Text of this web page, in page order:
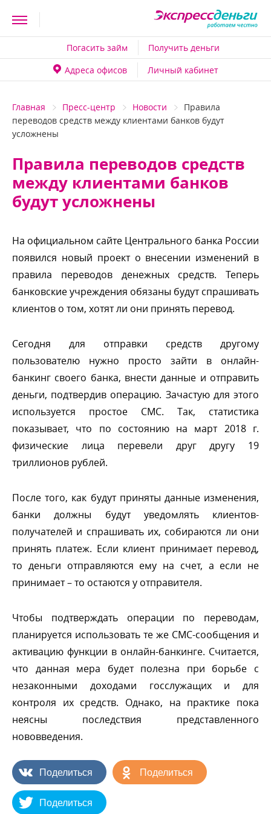
Погасить займ
Получить деньги
Адреса офисо
Личный кабинет
Главная Пресс-центр Новости
Правила
переводов средств между клиентами банков будут
усложнены
Правила переводов средст
между клиентами банко
удут усложнены
На официальном сайте Центрального банка России
появился новый проект о внесении изменений
правила переводов денежных средств. Теперь
анковские учреждения обязаны будут спрашивать
клиентов о том, хотят ли они принять перевод.
Сегодня для отправки средств другому
пользователю нужно просто зайти в онлайн-
анкинг своего банка, внести данные и отправить
деньги, подтвердив операцию. Зачастую для этого
используется простое СМС. Так, статистика
показывает, что по состоянию на март 2018 г.
физические лица перевели друг другу 19
триллионов рублей.
После того, как будут приняты данные изменения,
анки должны будут уведомлять клиентов-
получателей и спрашивать их, собираются ли они
принять платеж. Если клиент принимает перевод,
то деньги отправляются ему на счет, а если не
принимает – то остаются у отправителя.
Чтобы подтверждать операции по переводам,
планируется использовать те же СМС-сообщения и
активацию функции в онлайн-банкинге. Считается,
что данная мера будет полезна при борьбе с
незаконными доходами госслужащих и для
контроля их средств. Однако, на практике пока
неясны последствия представленного
нововведения.
Поделиться Поделиться
Поделиться